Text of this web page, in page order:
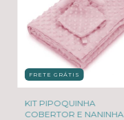
FRETE GRÁTIS
KIT PIPOQUINHA
COBERTOR E NANINHA